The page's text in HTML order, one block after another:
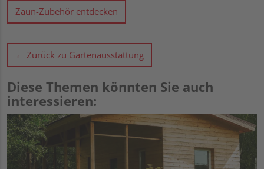
Zaun-Zubehör entdecken
← Zurück zu Gartenausstattung
Diese Themen könnten Sie auch
interessieren: